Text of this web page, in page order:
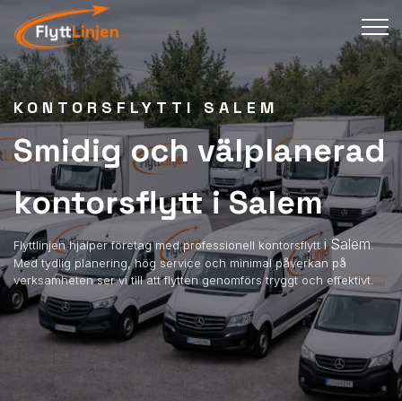
KONTORSFLYTTI SALEM
Smidig och välplanerad
kontorsflytt i Salem
Flyttlinjen hjälper företag med professionell kontorsflytti Salem.
Med tydlig planering, hög service och minimal påverkan på
verksamheten ser vi till att flytten genomförs tryggt och effektivt.